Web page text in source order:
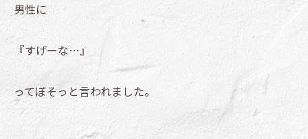
男性に
『すげーな…』
ってぼそっと言われました。